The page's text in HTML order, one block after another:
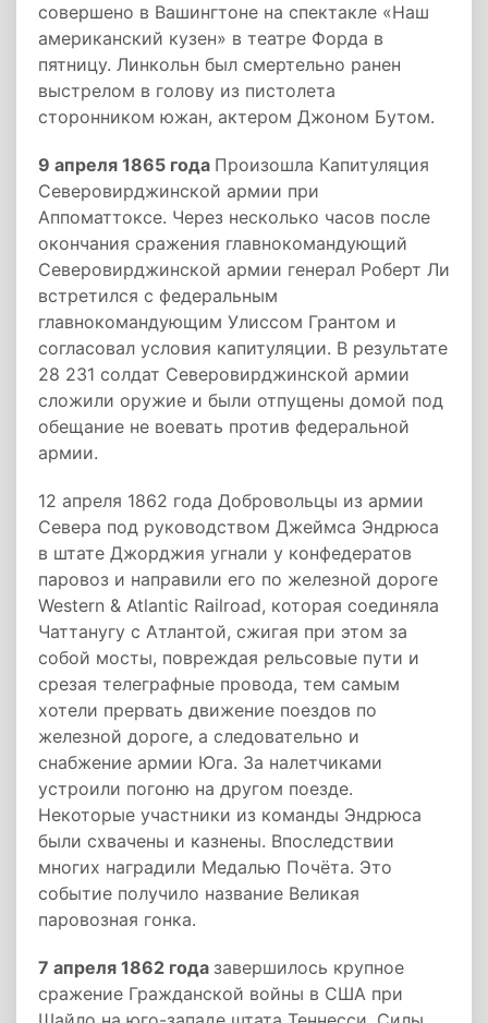
совершено в Вашингтоне на спектакле «Наш
американский кузен» в театре Форда в
пятницу. Линкольн был смертельно ранен
выстрелом в голову из пистолета
сторонником южан, актером Джоном Бутом.
9 апреля 1865 года Произошла Капитуляция
Северовирджинской армии при
Аппоматтоксе. Через несколько часов после
окончания сражения главнокомандующий
Северовирджинской армии генерал Роберт Ли
встретился с федеральным
главнокомандующим Улиссом Грантом и
согласовал условия капитуляции. В результате
28 231 солдат Северовирджинской армии
сложили оружие и были отпущены домой под
обещание не воевать против федеральной
армии.
12 апреля 1862 года Добровольцы из армии
Севера под руководством Джеймса Эндрюса
в штате Джорджия угнали у конфедератов
паровоз и направили его по железной дороге
Western & Atlantic Railroad, которая соединяла
Чаттанугу с Атлантой, сжигая при этом за
собой мосты, повреждая рельсовые пути и
срезая телеграфные провода, тем самым
хотели прервать движение поездов по
железной дороге, а следовательно и
снабжение армии Юга. За налетчиками
устроили погоню на другом поезде.
Некоторые участники из команды Эндрюса
были схвачены и казнены. Впоследствии
многих наградили Медалью Почёта. Это
событие получило название Великая
паровозная гонка.
7 апреля 1862 года завершилось крупное
сражение Гражданской войны в США при